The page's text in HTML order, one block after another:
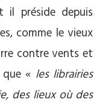
préside depuis
comme le vieux
contre vents et
« les librairies
des lieux où des